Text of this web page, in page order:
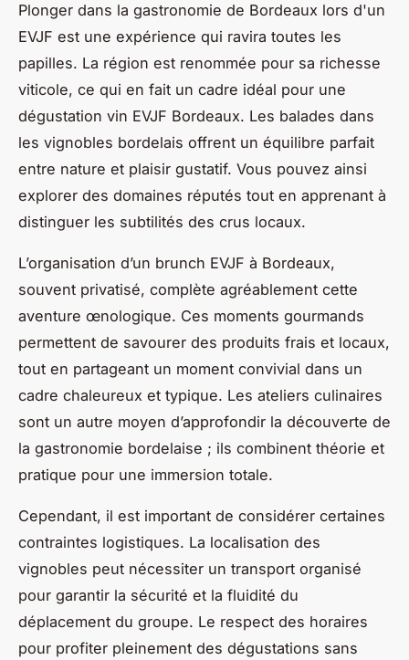
Plonger dans la gastronomie de Bordeaux lors d'un
EVJF est une expérience qui ravira toutes les
papilles. La région est renommée pour sa richesse
viticole, ce qui en fait un cadre idéal pour une
dégustation vin EVJF Bordeaux. Les balades dans
les vignobles bordelais offrent un équilibre parfait
entre nature et plaisir gustatif. Vous pouvez ainsi
explorer des domaines réputés tout en apprenant à
distinguer les subtilités des crus locaux.
L’organisation d’un brunch EVJF à Bordeaux,
souvent privatisé, complète agréablement cette
aventure œnologique. Ces moments gourmands
permettent de savourer des produits frais et locaux,
tout en partageant un moment convivial dans un
cadre chaleureux et typique. Les ateliers culinaires
sont un autre moyen d’approfondir la découverte de
la gastronomie bordelaise ; ils combinent théorie et
pratique pour une immersion totale.
Cependant, il est important de considérer certaines
contraintes logistiques. La localisation des
vignobles peut nécessiter un transport organisé
pour garantir la sécurité et la fluidité du
déplacement du groupe. Le respect des horaires
pour profiter pleinement des dégustations sans